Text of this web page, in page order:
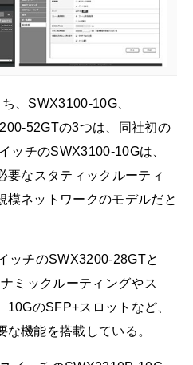
、SWX3100-10G、
52GTの3つは、同社初の
ッチのSWX3100-10Gは、
要なスタティックルーティ
模ネットワークのモデルだと
ッチのSWX3200-28GTと
ミックルーティングやス
10GのSFP+スロットなど、
機能を搭載している。